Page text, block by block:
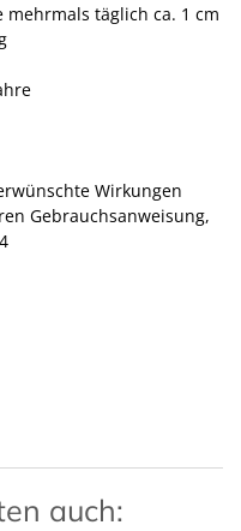
mehrmals täglich ca. 1 cm
Wirkungen
Gebrauchsanweisung,
auch: